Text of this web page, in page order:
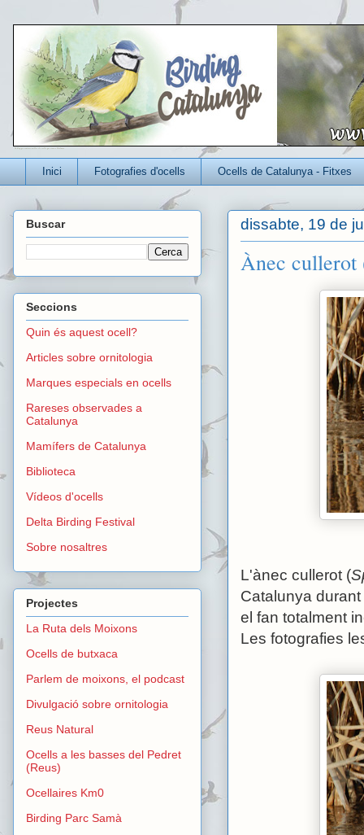
Un blog per conèixer millor els ocells que viuen a Catalunya
Inici Fotografies d'ocells Ocells de Catalunya - Fitxes
dissabte, 19 de
Ànec cullerot
L'ànec cullerot (
Catalunya
el fan totalment
Les fotografies
Buscar
Seccions
Quin és aquest ocell?
Articles sobre ornitologia
Marques especials en ocells
Rareses observades a
Catalunya
Mamífers de Catalunya
Biblioteca
Vídeos d'ocells
Delta Birding Festival
Sobre nosaltres
Projectes
La Ruta dels Moixons
Ocells de butxaca
Parlem de moixons, el podcast
Divulgació sobre ornitologia
Reus Natural
Ocells a les basses del Pedret
(Reus)
Ocellaires Km0
Birding Parc Samà